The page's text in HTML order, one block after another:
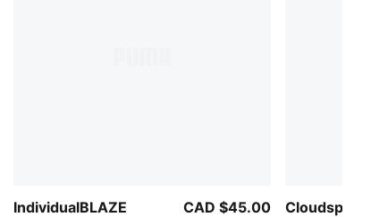
IndividualBLAZE
CAD $45.00
Cloudspun